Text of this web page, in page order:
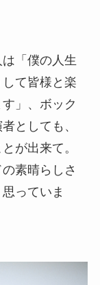
「僕の人生
て皆様と楽
」、ボック
としても、
が出来て。
素晴らしさ
っていま